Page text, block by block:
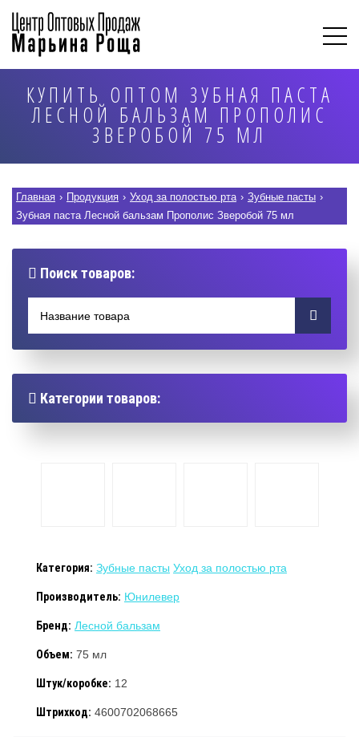
КУПИТЬ ОПТОМ ЗУБНАЯ ПАСТА
ЛЕСНОЙ БАЛЬЗАМ ПРОПОЛИС
ЗВЕРОБОЙ 75 МЛ
Главная › Продукция › Уход за полостью рта › Зубные пасты ›
Зубная паста Лесной бальзам Прополис Зверобой 75 мл
Поиск товаров:
Категории товаров:
Категория: Зубные пасты Уход за полостью рта
Производитель: Юнилевер
Бренд: Лесной бальзам
Объем: 75 мл
Штук/коробке: 12
Штрихкод: 4600702068665